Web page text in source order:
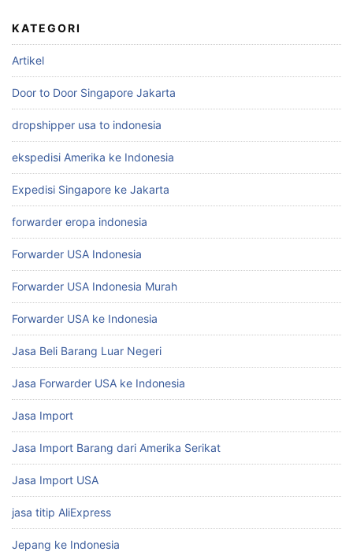
KATEGORI
Artikel
Door to Door Singapore Jakarta
dropshipper usa to indonesia
ekspedisi Amerika ke Indonesia
Expedisi Singapore ke Jakarta
forwarder eropa indonesia
Forwarder USA Indonesia
Forwarder USA Indonesia Murah
Forwarder USA ke Indonesia
Jasa Beli Barang Luar Negeri
Jasa Forwarder USA ke Indonesia
Jasa Import
Jasa Import Barang dari Amerika Serikat
Jasa Import USA
jasa titip AliExpress
Jepang ke Indonesia